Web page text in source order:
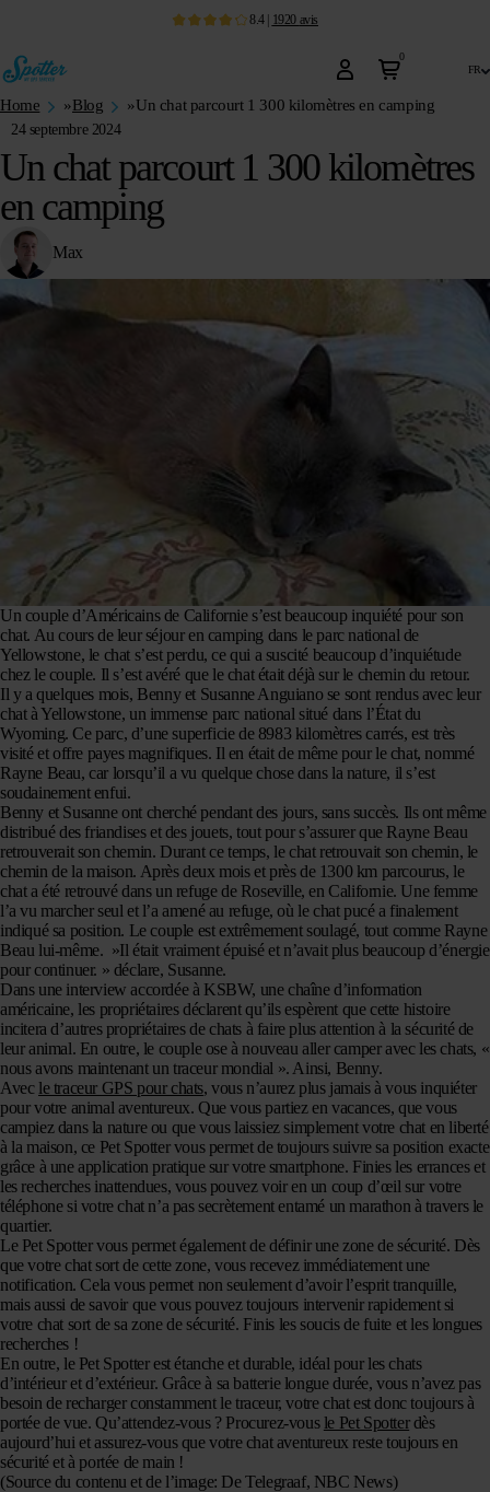
8.4| 1920 avis
0
fr
Home »Blog »Un chat parcourt 1 300 kilomètres en camping
24 septembre 2024
Un chat parcourt 1 300 kilomètres
en camping
Max
Un couple d’Américains de Californie s’est beaucoup inquiété pour son
chat. Au cours de leur séjour en camping dans le parc national de
Yellowstone, le chat s’est perdu, ce qui a suscité beaucoup d’inquiétude
chez le couple. Il s’est avéré que le chat était déjà sur le chemin du retour.
Il y a quelques mois, Benny et Susanne Anguiano se sont rendus avec leur
chat à Yellowstone, un immense parc national situé dans l’État du
Wyoming. Ce parc, d’une superficie de 8983 kilomètres carrés, est très
visité et offre payes magnifiques. Il en était de même pour le chat, nommé
Rayne Beau, car lorsqu’il a vu quelque chose dans la nature, il s’est
soudainement enfui.
Benny et Susanne ont cherché pendant des jours, sans succès. Ils ont même
distribué des friandises et des jouets, tout pour s’assurer que Rayne Beau
retrouverait son chemin. Durant ce temps, le chat retrouvait son chemin, le
chemin de la maison. Après deux mois et près de 1300 km parcourus, le
chat a été retrouvé dans un refuge de Roseville, en Californie. Une femme
l’a vu marcher seul et l’a amené au refuge, où le chat pucé a finalement
indiqué sa position. Le couple est extrêmement soulagé, tout comme Rayne
Beau lui-même. »Il était vraiment épuisé et n’avait plus beaucoup d’énergie
pour continuer. » déclare, Susanne.
Dans une interview accordée à KSBW, une chaîne d’information
américaine, les propriétaires déclarent qu’ils espèrent que cette histoire
incitera d’autres propriétaires de chats à faire plus attention à la sécurité de
leur animal. En outre, le couple ose à nouveau aller camper avec les chats, «
nous avons maintenant un traceur mondial ». Ainsi, Benny.
Avec le traceur GPS pour chats, vous n’aurez plus jamais à vous inquiéter
pour votre animal aventureux. Que vous partiez en vacances, que vous
campiez dans la nature ou que vous laissiez simplement votre chat en liberté
à la maison, ce Pet Spotter vous permet de toujours suivre sa position exacte
grâce à une application pratique sur votre smartphone. Finies les errances et
les recherches inattendues, vous pouvez voir en un coup d’œil sur votre
téléphone si votre chat n’a pas secrètement entamé un marathon à travers le
quartier.
Le Pet Spotter vous permet également de définir une zone de sécurité. Dès
que votre chat sort de cette zone, vous recevez immédiatement une
notification. Cela vous permet non seulement d’avoir l’esprit tranquille,
mais aussi de savoir que vous pouvez toujours intervenir rapidement si
votre chat sort de sa zone de sécurité. Finis les soucis de fuite et les longues
recherches !
En outre, le Pet Spotter est étanche et durable, idéal pour les chats
d’intérieur et d’extérieur. Grâce à sa batterie longue durée, vous n’avez pas
besoin de recharger constamment le traceur, votre chat est donc toujours à
portée de vue. Qu’attendez-vous ? Procurez-vous le Pet Spotterdès
aujourd’hui et assurez-vous que votre chat aventureux reste toujours en
sécurité et à portée de main !
(Source du contenu et de l’image: De Telegraaf, NBC News)